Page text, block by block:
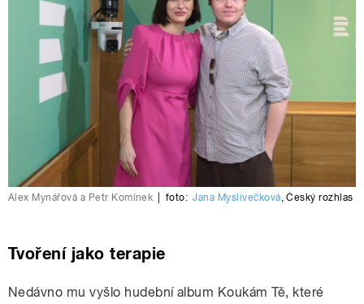
Alex Mynářová a Petr Komínek foto: Jana Myslivečková,Český rozhlas
Tvoření jako terapie
Nedávno mu vyšlo hudební album Koukám Tě, které